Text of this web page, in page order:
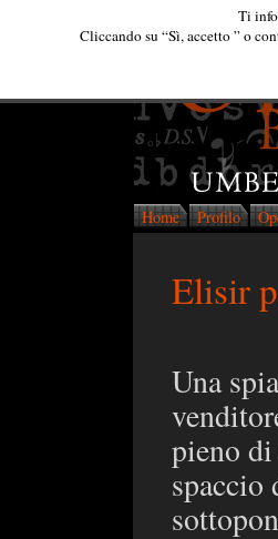
Ti
Cliccando su “Sì, accetto ” o
Home Profilo
Elisir
Una
pieno
spaccio